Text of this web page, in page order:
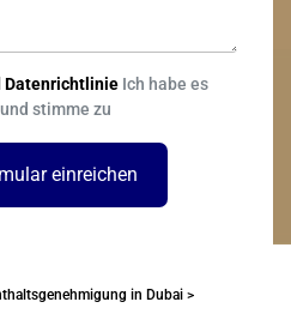
DatenrichtlinieIch habe es
stimme zu
einreichen
in Dubai >